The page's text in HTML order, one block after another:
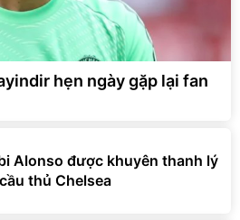
hẹn ngày gặp lại fan
Alonso được khuyên thanh lý
thủ Chelsea